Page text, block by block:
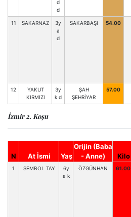
d
d
11 SAKARNAZ
3y
a
d
SAKARBAŞI 54.00
12
YAKUT
KIRMIZI
3y
k d
ŞAH
ŞEHRİYAR
57.00
İzmir 2. Koşu
N At İsmi Yaş
Orijin (Baba
- Anne)
Kilo
1 SEMBOL TAY
6y
a k
ÖZGÜNHAN 61.00